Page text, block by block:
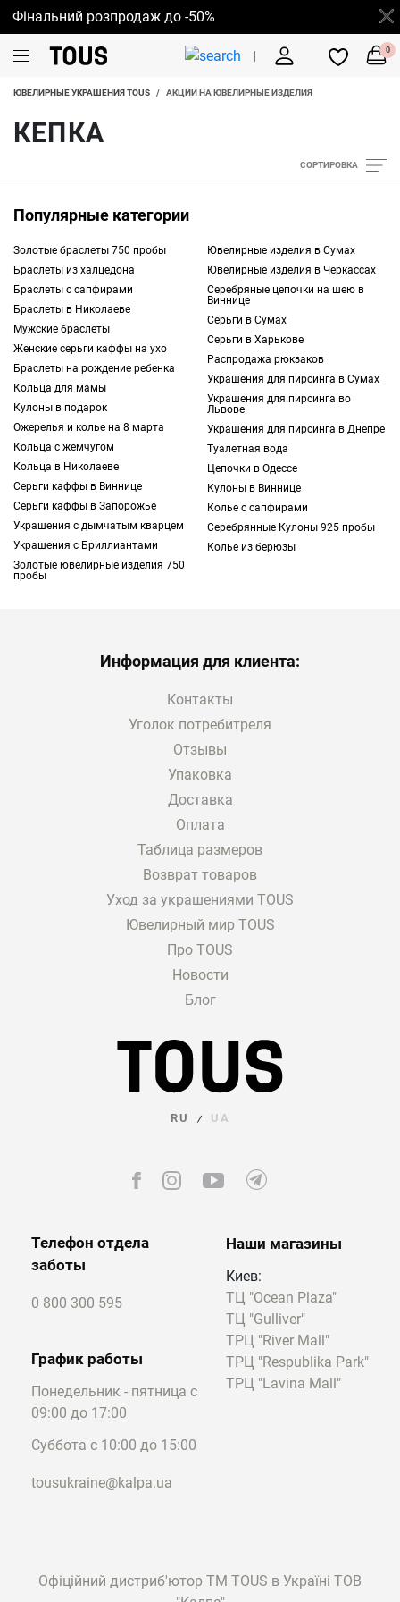
Фінальний розпродаж до -50%
0
ЮВЕЛИРНЫЕ УКРАШЕНИЯ TOUS / АКЦИИ НА ЮВЕЛИРНЫЕ ИЗДЕЛИЯ
КЕПКА
СОРТИРОВКА
Популярные категории
Золотые браслеты 750 пробы
Браслеты из халцедона
Браслеты с сапфирами
Браслеты в Николаеве
Мужские браслеты
Женские серьги каффы на ухо
Браслеты на рождение ребенка
Кольца для мамы
Кулоны в подарок
Ожерелья и колье на 8 марта
Кольца с жемчугом
Кольца в Николаеве
Серьги каффы в Виннице
Серьги каффы в Запорожье
Украшения с дымчатым кварцем
Украшения с Бриллиантами
Золотые ювелирные изделия 750
пробы
Ювелирные изделия в Сумах
Ювелирные изделия в Черкассах
Серебряные цепочки на шею в
Виннице
Серьги в Сумах
Серьги в Харькове
Распродажа рюкзаков
Украшения для пирсинга в Сумах
Украшения для пирсинга во
Львове
Украшения для пирсинга в Днепре
Туалетная вода
Цепочки в Одессе
Кулоны в Виннице
Колье с сапфирами
Серебрянные Кулоны 925 пробы
Колье из берюзы
Информация для клиента:
Контакты
Уголок потребитреля
Отзывы
Упаковка
Доставка
Оплата
Таблица размеров
Возврат товаров
Уход за украшениями TOUS
Ювелирный мир TOUS
Про TOUS
Новости
Блог
RU / UA
Телефон отдела
заботы
0 800 300 595
График работы
Понедельник - пятница с
09:00 до 17:00
Суббота с 10:00 до 15:00
tousukraine@kalpa.ua
Наши магазины
Киев:
ТЦ "Ocean Plaza"
ТЦ "Gulliver"
ТРЦ "River Mall"
ТРЦ "Respublika Park"
ТРЦ "Lavina Mall"
Офіційний дистриб'ютор ТМ TOUS в Україні ТОВ